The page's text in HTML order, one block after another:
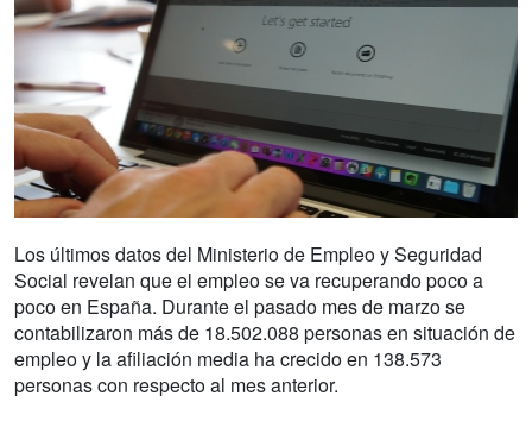
Los últimos datos del Ministerio de Empleo y Seguridad
Social revelan que el empleo se va recuperando poco a
poco en España. Durante el pasado mes de marzo se
contabilizaron más de 18.502.088 personas en situación de
empleo y la afiliación media ha crecido en 138.573
personas con respecto al mes anterior.